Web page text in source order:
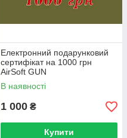
Електронний подарунковий
сертифікат на 1000 грн
AirSoft GUN
В наявності
1 000 ₴
Купити